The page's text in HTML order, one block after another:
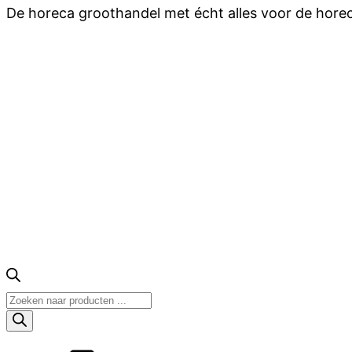
De horeca groothandel met écht alles voor de
Producten
zoeken